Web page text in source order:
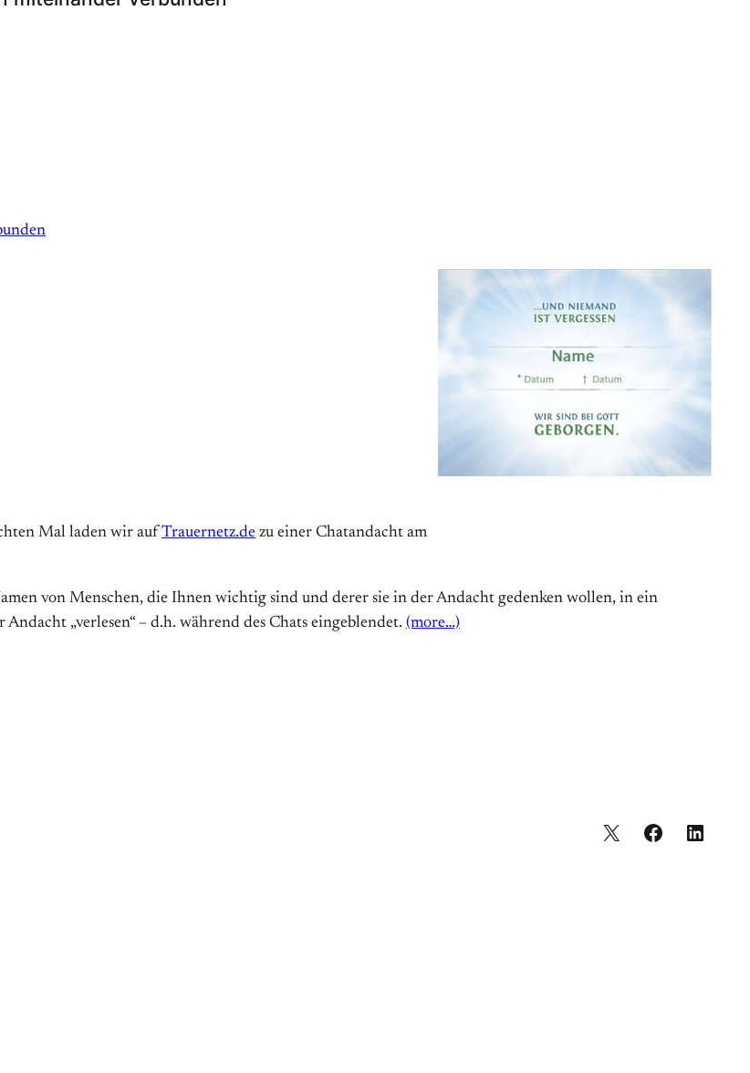
Mal laden wir auf Trauernetz.de zu einer Chatandacht am
von Menschen, die Ihnen wichtig sind und derer sie in der Andacht gedenken wollen, in ein
„verlesen“ – d.h. während des Chats eingeblendet. (more…)